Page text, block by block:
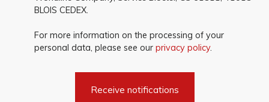
BLOIS CEDEX.
For more information on the processing of your
personal data, please see our privacy policy.
Receive notifications